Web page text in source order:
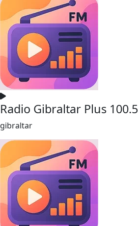
Radio Gibraltar Plus 100.5
gibraltar